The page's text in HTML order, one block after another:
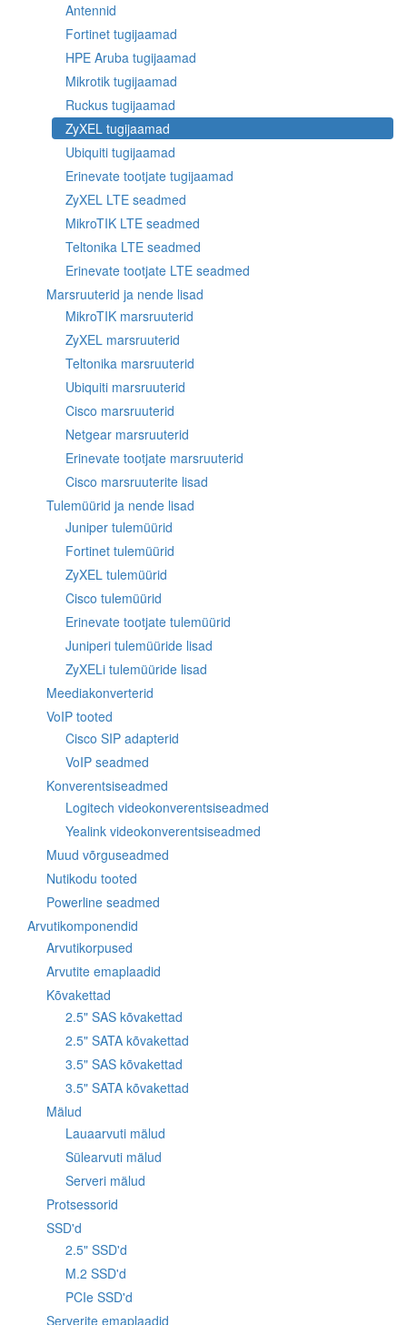
Antennid
Fortinet tugijaamad
HPE Aruba tugijaamad
Mikrotik tugijaamad
Ruckus tugijaamad
ZyXEL tugijaamad
Ubiquiti tugijaamad
Erinevate tootjate tugijaamad
ZyXEL LTE seadmed
MikroTIK LTE seadmed
Teltonika LTE seadmed
Erinevate tootjate LTE seadmed
Marsruuterid ja nende lisad
MikroTIK marsruuterid
ZyXEL marsruuterid
Teltonika marsruuterid
Ubiquiti marsruuterid
Cisco marsruuterid
Netgear marsruuterid
Erinevate tootjate marsruuterid
Cisco marsruuterite lisad
Tulemüürid ja nende lisad
Juniper tulemüürid
Fortinet tulemüürid
ZyXEL tulemüürid
Cisco tulemüürid
Erinevate tootjate tulemüürid
Juniperi tulemüüride lisad
ZyXELi tulemüüride lisad
Meediakonverterid
VoIP tooted
Cisco SIP adapterid
VoIP seadmed
Konverentsiseadmed
Logitech videokonverentsiseadmed
Yealink videokonverentsiseadmed
Muud võrguseadmed
Nutikodu tooted
Powerline seadmed
Arvutikomponendid
Arvutikorpused
Arvutite emaplaadid
Kõvakettad
2.5" SAS kõvakettad
2.5" SATA kõvakettad
3.5" SAS kõvakettad
3.5" SATA kõvakettad
Mälud
Lauaarvuti mälud
Sülearvuti mälud
Serveri mälud
Protsessorid
SSD'd
2.5" SSD'd
M.2 SSD'd
PCIe SSD'd
Serverite emaplaadid